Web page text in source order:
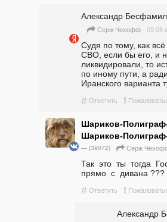
Александр
Серж Чехофф 09.05
Судя по тому, как
СВО, если бы его, и
ликвидировали, то
по иному пути, а
Иранского варианта
# Ответить !
Шариков-
Шариков-
— (39072) Серж
Так  это  ты  тогда
прямо  с  дивана ???
# Ответить !
Александр